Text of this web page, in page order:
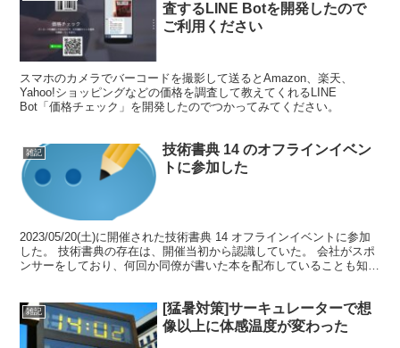
査するLINE Botを開発したので
ご利用ください
スマホのカメラでバーコードを撮影して送るとAmazon、楽天、
Yahoo!ショッピングなどの価格を調査して教えてくれるLINE
Bot「価格チェック」を開発したのでつかってみてください。
雑記
技術書典 14 のオフラインイベン
トに参加した
2023/05/20(土)に開催された技術書典 14 オフラインイベントに参加
した。 技術書典の存在は、開催当初から認識していた。 会社がスポ
ンサーをしており、何回か同僚が書いた本を配布していることも知っ
雑記
[猛暑対策]サーキュレーターで想
像以上に体感温度が変わった